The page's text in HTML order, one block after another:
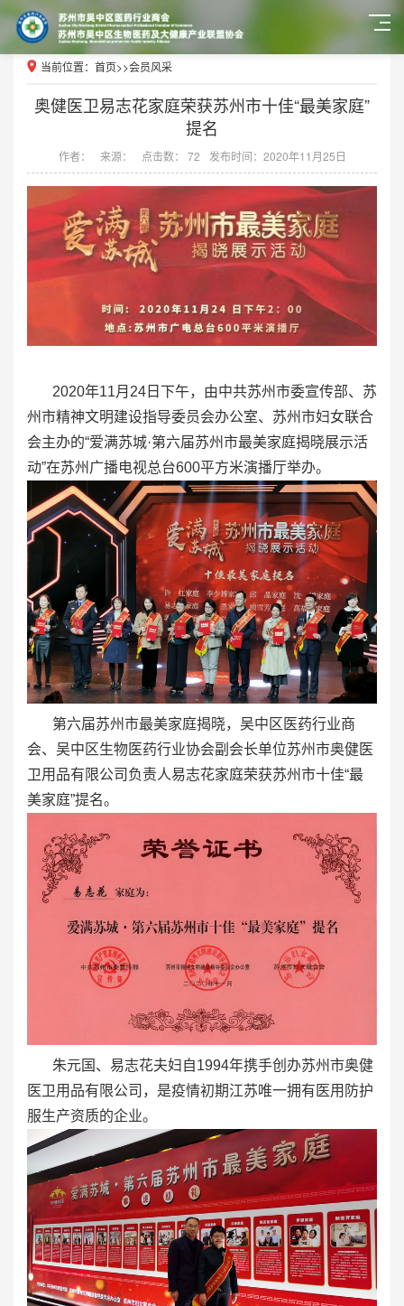
当前位置： 首页>>会员风采
奥健医卫易志花家庭荣获苏州市十佳“最美家庭”
提名
作者： 来源： 点击数： 72 发布时间：2020年11月25日
2020年11月24日下午，由中共苏州市委宣传部、苏
州市精神文明建设指导委员会办公室、苏州市妇女联合
会主办的“爱满苏城·第六届苏州市最美家庭揭晓展示活
动”在苏州广播电视总台600平方米演播厅举办。
第六届苏州市最美家庭揭晓，吴中区医药行业商
会、吴中区生物医药行业协会副会长单位苏州市奥健医
卫用品有限公司负责人易志花家庭荣获苏州市十佳“最
美家庭”提名。
朱元国、易志花夫妇自1994年携手创办苏州市奥健
医卫用品有限公司，是疫情初期江苏唯一拥有医用防护
服生产资质的企业。